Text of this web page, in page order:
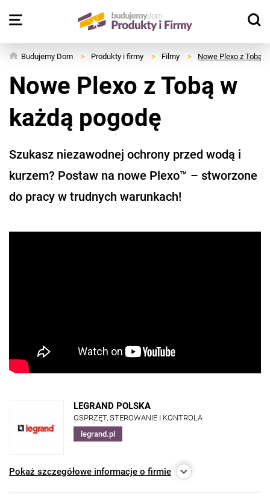
Budujemy Dom > Produkty i firmy > Filmy > Nowe Plexo z Tobą
Nowe Plexo z Tobą w
każdą pogodę
Szukasz niezawodnej ochrony przed wodą i
kurzem? Postaw na nowe Plexo™ – stworzone
do pracy w trudnych warunkach!
LEGRAND POLSKA
OSPRZĘT, STEROWANIE I KONTROLA
legrand.pl
Pokaż szczegółowe informacje o firmie